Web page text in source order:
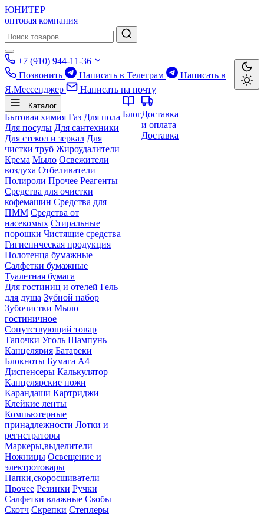
ЮНИТЕР
оптовая компания
+7 (910) 944-11-36
Позвонить
Написать в Телеграм
Написать в
Я.Мессенджер
Написать на почту
Каталог
Бытовая химия Газ Для пола
Для посуды Для сантехники
Для стекол и зеркал Для
чистки труб Жироудалители
Крема Мыло Освежители
воздуха Отбеливатели
Полироли Прочее Реагенты
Средства для очистки
кофемашин Средства для
ПММ Средства от
насекомых Стиральные
порошки Чистящие средства
Гигиеническая продукция
Полотенца бумажные
Салфетки бумажные
Туалетная бумага
Для гостиниц и отелей Гель
для душа Зубной набор
Зубочистки Мыло
гостиничное
Сопутствующий товар
Тапочки Уголь Шампунь
Канцелярия Батареки
Блокноты Бумага А4
Диспенсеры Калькулятор
Канцелярские ножи
Карандаши Картриджи
Клейкие ленты
Компьютерные
принадлежности Лотки и
регистраторы
Маркеры,выделители
Ножницы Освещение и
электротовары
Папки,скоросшиватели
Прочее Резинки Ручки
Салфетки влажные Скобы
Скотч Скрепки Степлеры
БлогДоставка
и оплата
Доставка